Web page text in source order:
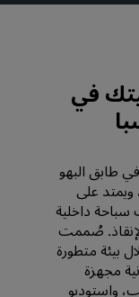
في
طابق البهو
ويمتد على
سباحة داخلية
صُممت
بيئة متطورة
مجهزة
واستوديو